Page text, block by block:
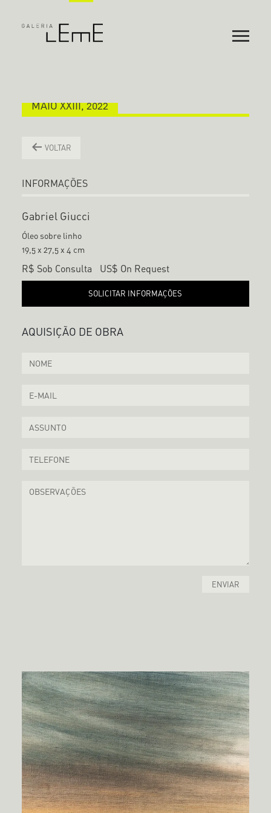
MAIO XXIII, 2022
VOLTAR
INFORMAÇÕES
Gabriel Giucci
Óleo sobre linho
19,5 x 27,5 x 4 cm
R$ Sob Consulta US$ On Request
SOLICITAR INFORMAÇÕES
AQUISIÇÃO DE OBRA